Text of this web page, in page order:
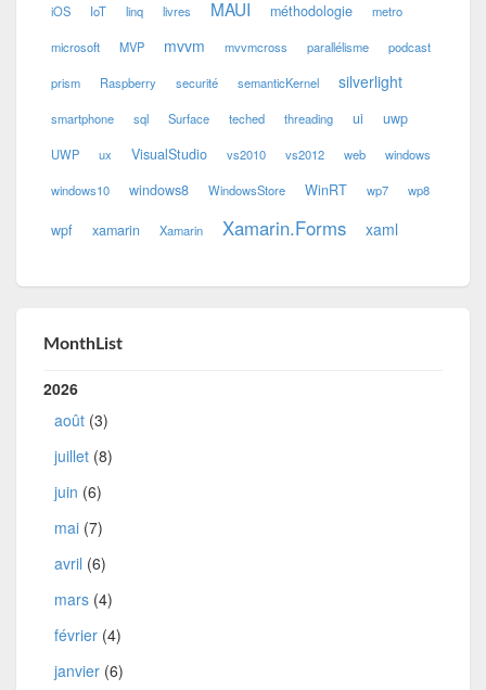
iOS IoT linq livres MAUI méthodologie metro
microsoft MVP mvvm mvvmcross parallélisme podcast
prism Raspberry securité semanticKernel silverlight
smartphone sql Surface teched threading ui uwp
UWP ux VisualStudio vs2010 vs2012 web windows
windows10 windows8 WindowsStore WinRT wp7 wp8
wpf xamarin Xamarin Xamarin.Forms xaml
MonthList
2026
août (3)
juillet (8)
juin (6)
mai (7)
avril (6)
mars (4)
février (4)
janvier (6)